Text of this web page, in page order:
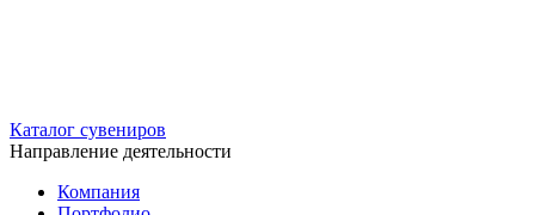
Каталог сувениров
Направление деятельности
Компания